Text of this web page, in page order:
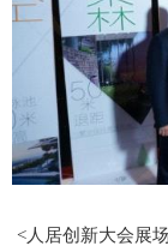
<人居创新大会展